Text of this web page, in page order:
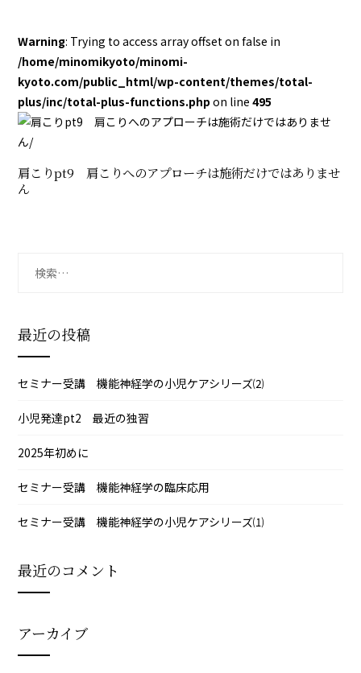
Warning: Trying to access array offset on false in
/home/minomikyoto/minomi-
kyoto.com/public_html/wp-content/themes/total-
plus/inc/total-plus-functions.php on line495
肩こりpt9 肩こりへのアプローチは施術だけではありませ
ん
最近の投稿
セミナー受講 機能神経学の小児ケアシリーズ⑵
小児発達pt2 最近の独習
2025年初めに
セミナー受講 機能神経学の臨床応用
セミナー受講 機能神経学の小児ケアシリーズ⑴
最近のコメント
アーカイブ